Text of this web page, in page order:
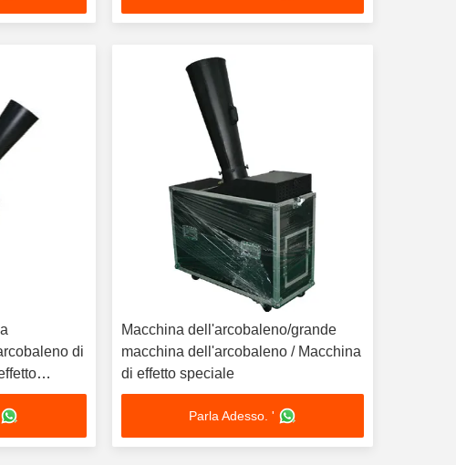
di
Macchina dell'arcobaleno/grande
macchina dell'arcobaleno / Macchina
di effetto speciale
Parla Adesso. '